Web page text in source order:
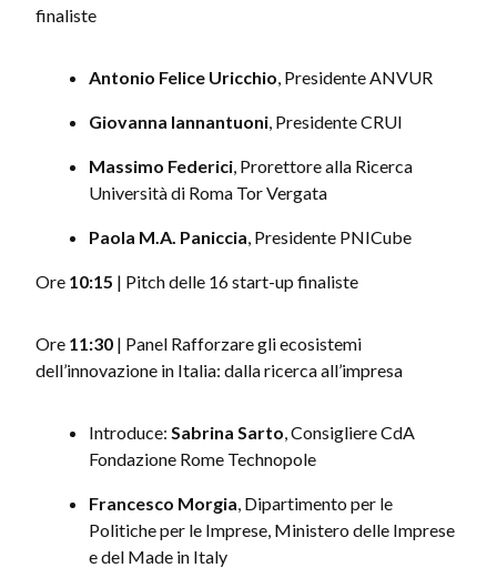
finaliste
Antonio Felice Uricchio , Presidente ANVUR
Giovanna Iannantuoni , Presidente CRUI
Massimo Federici , Prorettore alla Ricerca
Università di Roma Tor Vergata
Paola M.A. Paniccia , Presidente PNICube
Ore 10:15 | Pitch delle 16 start-up finaliste
Ore 11:30 | Panel Rafforzare gli ecosistemi
dell’innovazione in Italia: dalla ricerca all’impresa
Introduce: Sabrina Sarto , Consigliere CdA
Fondazione Rome Technopole
Francesco Morgia , Dipartimento per le
Politiche per le Imprese, Ministero delle Imprese
e del Made in Italy